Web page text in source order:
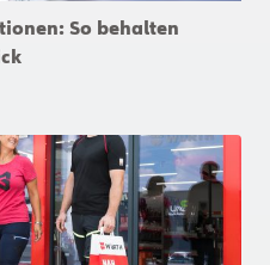
So behalten